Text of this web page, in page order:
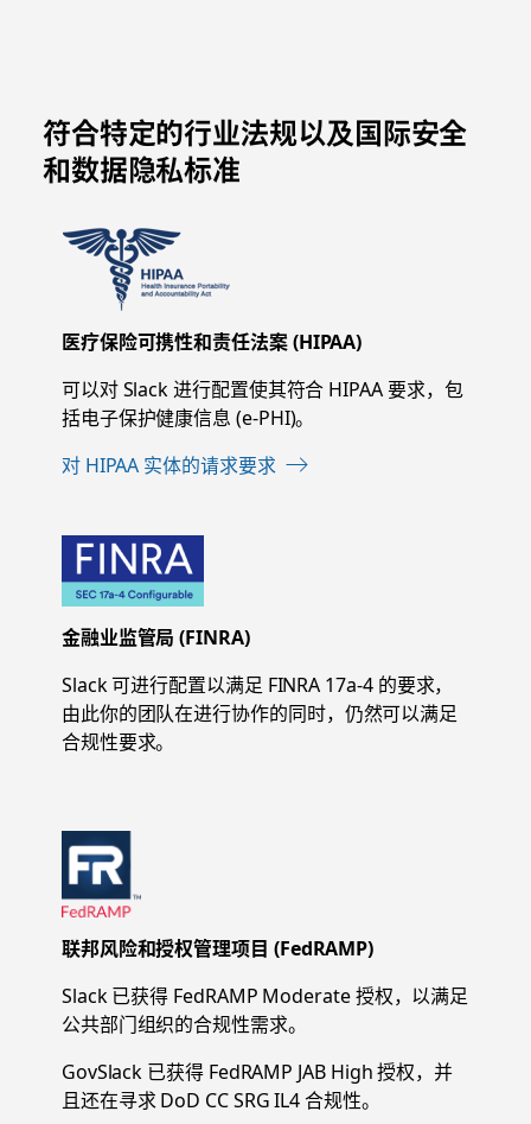
符合特定的行业法规以及国际安全
和数据隐私标准
医疗保险可携性和责任法案 (HIPAA)
可以对 Slack 进行配置使其符合 HIPAA 要求，包
括电子保护健康信息 (e-PHI)。
对 HIPAA 实体的请求要求
金融业监管局 (FINRA)
Slack 可进行配置以满足 FINRA 17a-4 的要求，
由此你的团队在进行协作的同时，仍然可以满足
合规性要求。
联邦风险和授权管理项目 (FedRAMP)
Slack 已获得 FedRAMP Moderate 授权，以满足
公共部门组织的合规性需求。
GovSlack 已获得 FedRAMP JAB High 授权，并
且还在寻求 DoD CC SRG IL4 合规性。